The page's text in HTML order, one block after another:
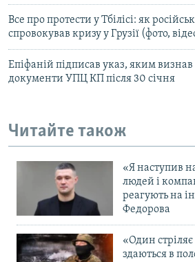
Все про протести у Тбілісі: як
спровокував кризу у Грузії (фото,
Епіфаній підписав указ, яким
документи УПЦ КП після 30 січня
Читайте також
«Я наступив
людей і
реагують на
Федорова
«Один стріляє
здаються в